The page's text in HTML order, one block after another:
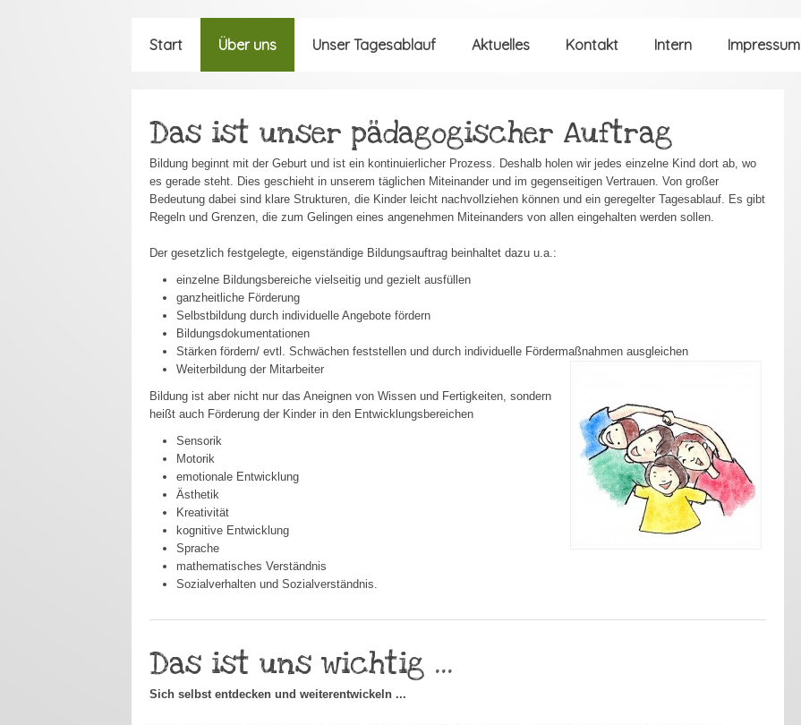
Start Über uns Unser Tagesablauf Aktuelles Kontakt Intern Impressum
Das ist unser pädagogischer Auftrag
Bildung beginnt mit der Geburt und ist ein kontinuierlicher Prozess. Deshalb holen wir jedes einzelne Kind dort ab, wo
es gerade steht. Dies geschieht in unserem täglichen Miteinander und im gegenseitigen Vertrauen. Von großer
Bedeutung dabei sind klare Strukturen, die Kinder leicht nachvollziehen können und ein geregelter Tagesablauf. Es gibt
Regeln und Grenzen, die zum Gelingen eines angenehmen Miteinanders von allen eingehalten werden sollen.
Der gesetzlich festgelegte, eigenständige Bildungsauftrag beinhaltet dazu u.a.:
einzelne Bildungsbereiche vielseitig und gezielt ausfüllen
ganzheitliche Förderung
Selbstbildung durch individuelle Angebote fördern
Bildungsdokumentationen
Stärken fördern/ evtl. Schwächen feststellen und durch individuelle Fördermaßnahmen ausgleichen
Weiterbildung der Mitarbeiter
Bildung ist aber nicht nur das Aneignen von Wissen und Fertigkeiten, sondern
heißt auch Förderung der Kinder in den Entwicklungsbereichen
Sensorik
Motorik
emotionale Entwicklung
Ästhetik
Kreativität
kognitive Entwicklung
Sprache
mathematisches Verständnis
Sozialverhalten und Sozialverständnis.
Das ist uns wichtig ...
Sich selbst entdecken und weiterentwickeln ...